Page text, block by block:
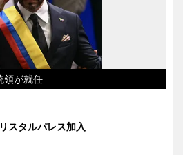
領が就任
スタルパレス加入